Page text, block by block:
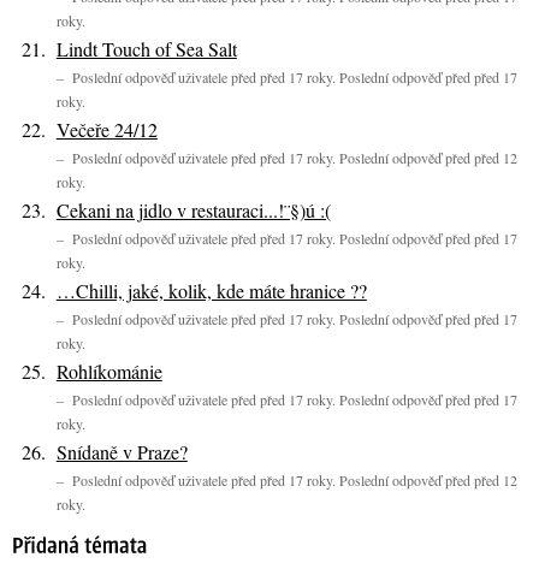
roky.
Lindt Touch of Sea Salt
– Poslední odpověď uživatele před před 17 roky. Poslední odpověď před před 17
roky.
Večeře 24/12
– Poslední odpověď uživatele před před 17 roky. Poslední odpověď před před 12
roky.
Cekani na jidlo v restauraci...!¨§)ú :(
– Poslední odpověď uživatele před před 17 roky. Poslední odpověď před před 17
roky.
…Chilli, jaké, kolik, kde máte hranice ??
– Poslední odpověď uživatele před před 17 roky. Poslední odpověď před před 17
roky.
Rohlíkománie
– Poslední odpověď uživatele před před 17 roky. Poslední odpověď před před 17
roky.
Snídaně v Praze?
– Poslední odpověď uživatele před před 17 roky. Poslední odpověď před před 12
roky.